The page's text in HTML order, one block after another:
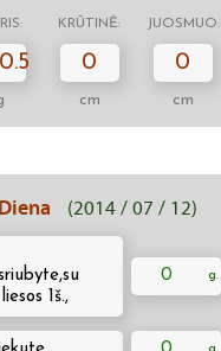
KRŪTINĖ: JUOSMUO:
0
cm
0
cm
(2014 / 07 / 12)
1š.,
0